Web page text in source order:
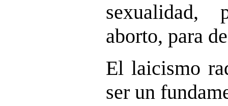
sexualidad,
aborto, para
El laicismo
ser un